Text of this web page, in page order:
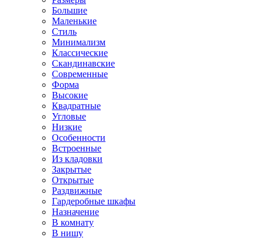
Большие
Маленькие
Стиль
Минимализм
Классические
Скандинавские
Современные
Форма
Высокие
Квадратные
Угловые
Низкие
Особенности
Встроенные
Из кладовки
Закрытые
Открытые
Раздвижные
Гардеробные шкафы
Назначение
В комнату
В нишу